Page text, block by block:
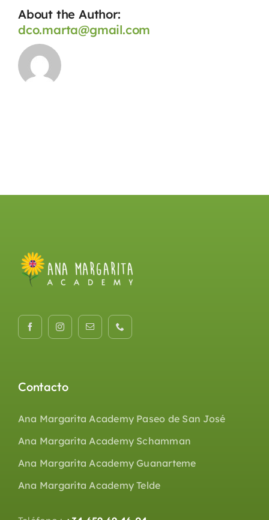
About the Author:
dco.marta@gmail.com
Contacto
Ana Margarita Academy Paseo de San José
Ana Margarita Academy Schamman
Ana Margarita Academy Guanarteme
Ana Margarita Academy Telde